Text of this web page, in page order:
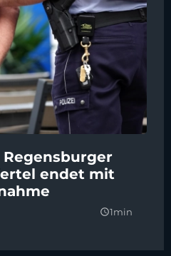
endet mit
query_builder1min